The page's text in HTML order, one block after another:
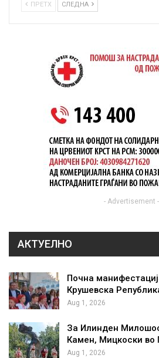
ПРЕТХ СЛЕДНА
- Advertisement -
АКТУЕЛНО
Почна
Крушевска
Aug 1, 2026
За Илинден
Камен, Мицкоски во
Aug 1, 2026